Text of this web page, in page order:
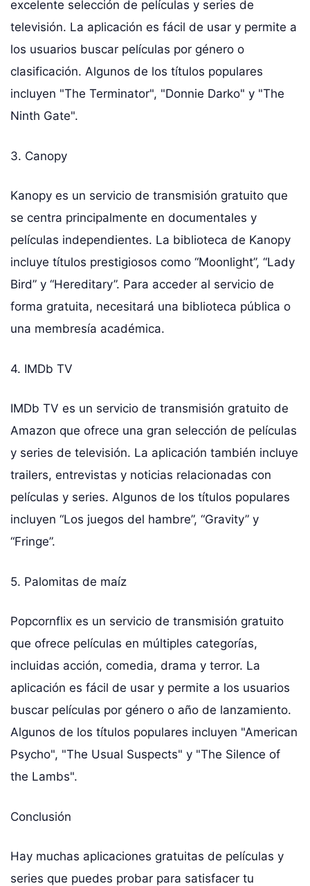
excelente selección de películas y series de
televisión. La aplicación es fácil de usar y permite a
los usuarios buscar películas por género o
clasificación. Algunos de los títulos populares
incluyen "The Terminator", "Donnie Darko" y "The
Ninth Gate".
3. Canopy
Kanopy es un servicio de transmisión gratuito que
se centra principalmente en documentales y
películas independientes. La biblioteca de Kanopy
incluye títulos prestigiosos como “Moonlight”, “Lady
Bird” y “Hereditary”. Para acceder al servicio de
forma gratuita, necesitará una biblioteca pública o
una membresía académica.
4. IMDb TV
IMDb TV es un servicio de transmisión gratuito de
Amazon que ofrece una gran selección de películas
y series de televisión. La aplicación también incluye
trailers, entrevistas y noticias relacionadas con
películas y series. Algunos de los títulos populares
incluyen “Los juegos del hambre”, “Gravity” y
“Fringe”.
5. Palomitas de maíz
Popcornflix es un servicio de transmisión gratuito
que ofrece películas en múltiples categorías,
incluidas acción, comedia, drama y terror. La
aplicación es fácil de usar y permite a los usuarios
buscar películas por género o año de lanzamiento.
Algunos de los títulos populares incluyen "American
Psycho", "The Usual Suspects" y "The Silence of
the Lambs".
Conclusión
Hay muchas aplicaciones gratuitas de películas y
series que puedes probar para satisfacer tu